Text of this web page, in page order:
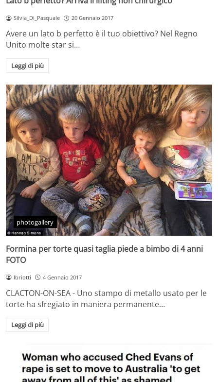
Silvia_Di_Pasquale 20 Gennaio 2017
Avere un lato b perfetto è il tuo obiettivo? Nel Regno
Unito molte star si…
Leggi di più
photogallery
Formina per torte quasi taglia piede a bimbo di 4 anni
FOTO
lbriotti 4 Gennaio 2017
CLACTON-ON-SEA - Uno stampo di metallo usato per le
torte ha sfregiato in maniera permanente…
Leggi di più